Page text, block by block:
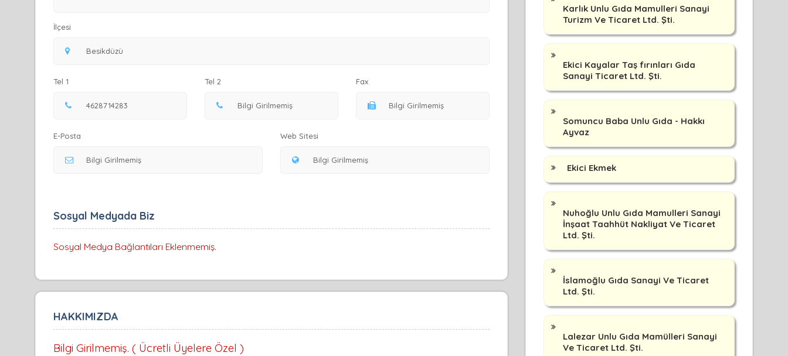
İlçesi
Tel 1 Tel 2 Fax
E-Posta Web Sitesi
Sosyal Medyada Biz
Sosyal Medya Bağlantıları Eklenmemiş.
HAKKIMIZDA
Bilgi Girilmemiş. ( Ücretli Üyelere Özel )
Karlık Unlu Gıda Mamulleri Sanayi
Turizm Ve Ticaret Ltd. Şti.
Ekici Kayalar Taş fırınları Gıda
Sanayi Ticaret Ltd. Şti.
Somuncu Baba Unlu Gıda - Hakkı
Ayvaz
Ekici Ekmek
Nuhoğlu Unlu Gıda Mamulleri Sanayi
İnşaat Taahhüt Nakliyat Ve Ticaret
Ltd. Şti.
İslamoğlu Gıda Sanayi Ve Ticaret
Ltd. Şti.
Lalezar Unlu Gıda Mamülleri Sanayi
Ve Ticaret Ltd. Şti.